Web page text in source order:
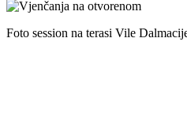
Foto session na terasi Vile